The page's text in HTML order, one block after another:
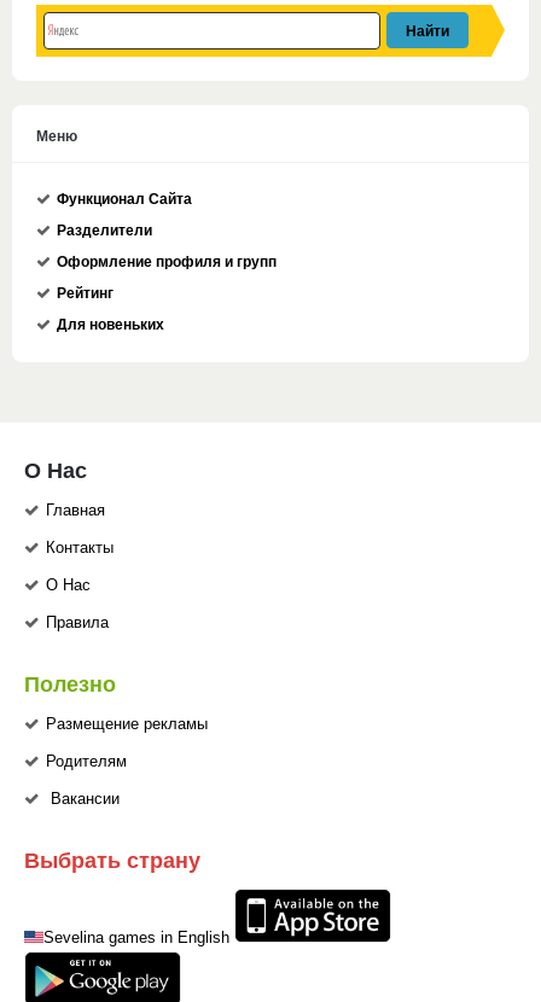
Меню
Функционал Сайта
Разделители
Оформление профиля и групп
Рейтинг
Для новеньких
О Нас
Главная
Контакты
О Нас
Правила
Полезно
Размещение рекламы
Родителям
Вакансии
Выбрать страну
Sevelina games in English